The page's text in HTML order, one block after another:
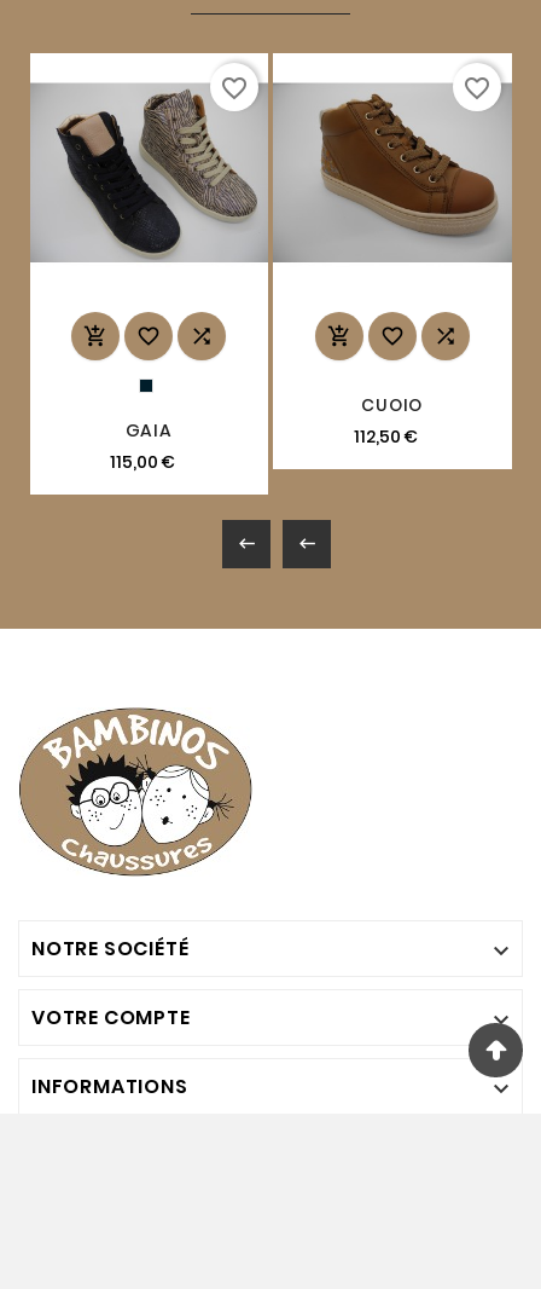
  
GAIA
115,00 €
favorite_border
  
CUOIO
112,50 €
favorite_border
 
NOTRE SOCIÉTÉ 
VOTRE COMPTE 
INFORMATIONS 